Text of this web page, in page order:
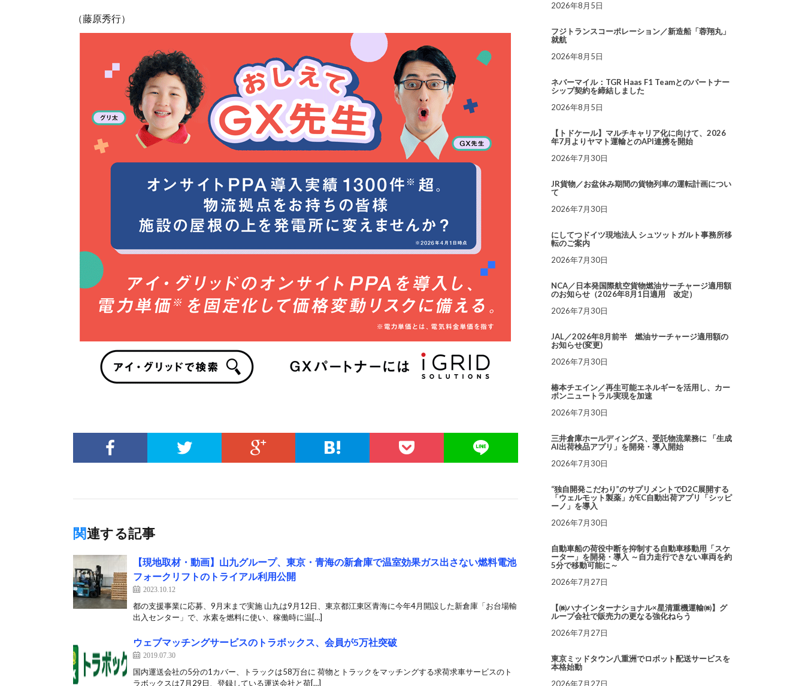
（藤原秀行）
関連する記事
【現地取材・動画】山九グループ、東京・青海の新倉庫で温室効果ガス出さない燃料電池
フォークリフトのトライアル利用公開
2023.10.12
都の支援事業に応募、9月末まで実施 山九は9月12日、東京都江東区青海に今年4月開設した新倉庫「お台場輸
出入センター」で、水素を燃料に使い、稼働時に温[…]
ウェブマッチングサービスのトラボックス、会員が5万社突破
2019.07.30
国内運送会社の5分の1カバー、トラックは58万台に 荷物とトラックをマッチングする求荷求車サービスのト
ラボックスは7月29日、登録している運送会社と荷[…]
2026年8月5日
フジトランスコーポレーション／新造船「蓉翔丸」
就航
2026年8月5日
ネバーマイル：TGR Haas F1 Teamとのパートナー
シップ契約を締結しました
2026年8月5日
【トドケール】マルチキャリア化に向けて、2026
年7月よりヤマト運輸とのAPI連携を開始
2026年7月30日
JR貨物／お盆休み期間の貨物列車の運転計画につい
て
2026年7月30日
にしてつドイツ現地法人 シュツットガルト事務所移
転のご案内
2026年7月30日
NCA／日本発国際航空貨物燃油サーチャージ適用額
のお知らせ（2026年8月1日適用 改定）
2026年7月30日
JAL／2026年8月前半 燃油サーチャージ適用額の
お知らせ(変更)
2026年7月30日
椿本チエイン／再生可能エネルギーを活用し、カー
ボンニュートラル実現を加速
2026年7月30日
三井倉庫ホールディングス、受託物流業務に 「生成
AI出荷検品アプリ」を開発・導入開始
2026年7月30日
“独自開発こだわり”のサプリメントでD2C展開する
「ウェルモット製薬」がEC自動出荷アプリ「シッピ
ーノ」を導入
2026年7月30日
自動車船の荷役中断を抑制する自動車移動用「スケ
ーター」を開発・導入 ～自力走行できない車両を約
5分で移動可能に～
2026年7月27日
【㈱ハナインターナショナル×星清重機運輸㈱】グ
ループ会社で販売力の更なる強化ねらう
2026年7月27日
東京ミッドタウン八重洲でロボット配送サービスを
本格始動
2026年7月27日